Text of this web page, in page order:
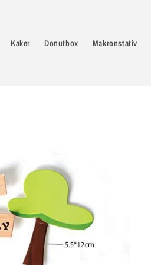
Kaker Donutbox Makronstativ